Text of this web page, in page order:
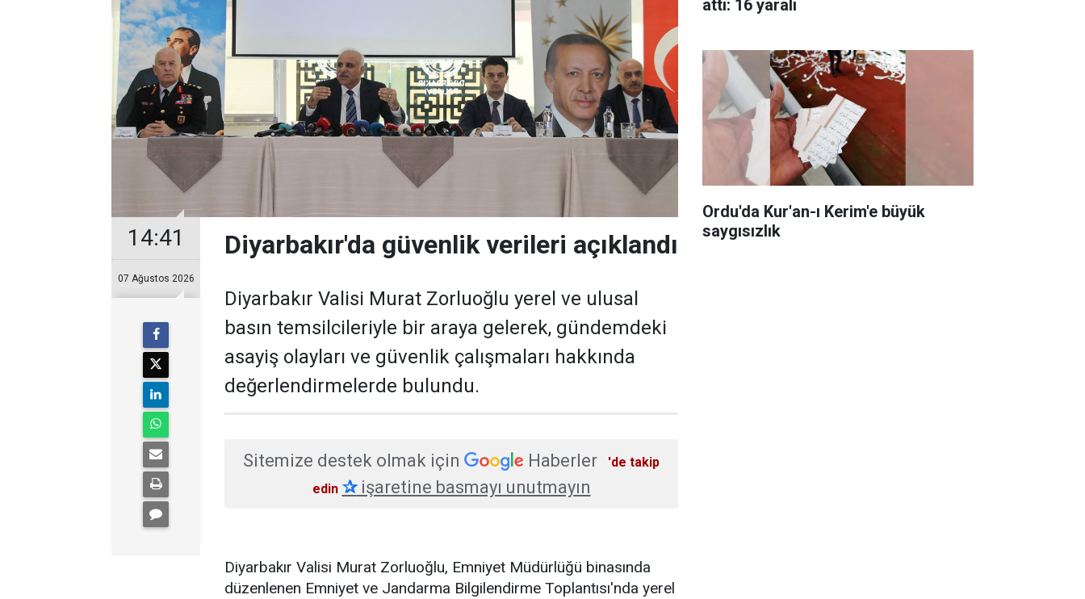
14:41
07 Ağustos 2026
Diyarbakır'da güvenlik verileri açıklandı
Diyarbakır Valisi Murat Zorluoğlu yerel ve ulusal
basın temsilcileriyle bir araya gelerek, gündemdeki
asayiş olayları ve güvenlik çalışmaları hakkında
değerlendirmelerde bulundu.
Sitemize destek olmak için Haberler
'de takip
edin ✰işaretine basmayı unutmayın
Diyarbakır Valisi Murat Zorluoğlu, Emniyet Müdürlüğü binasında
düzenlenen Emniyet ve Jandarma Bilgilendirme Toplantısı'nda yerel
attı: 16 yaralı
Ordu'da Kur'an-ı Kerim'e büyük
saygısızlık